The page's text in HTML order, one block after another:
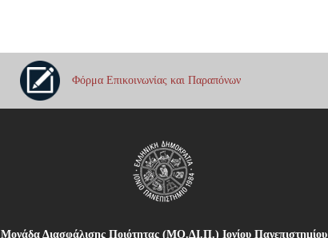
Φόρμα Επικοινωνίας και Παραπόνων
Μονάδα Διασφάλισης Ποιότητας (ΜΟ.ΔΙ.Π.) Ιονίου Πανεπιστημίου